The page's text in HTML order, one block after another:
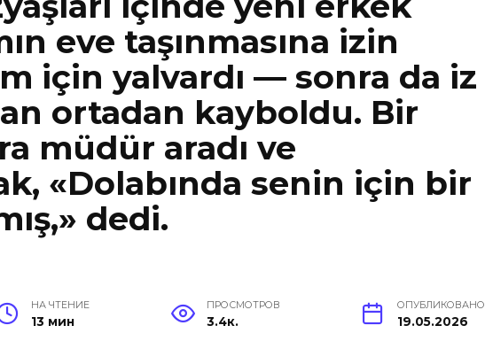
eve taşınmasına izin
için yalvardı — sonra da iz
ortadan kayboldu. Bir
müdür aradı ve
«Dolabında senin için bir
dedi.
НА ЧТЕНИЕ
13 мин
ПРОСМОТРОВ
3.4к.
ОПУБЛИКОВАНО
19.05.2026